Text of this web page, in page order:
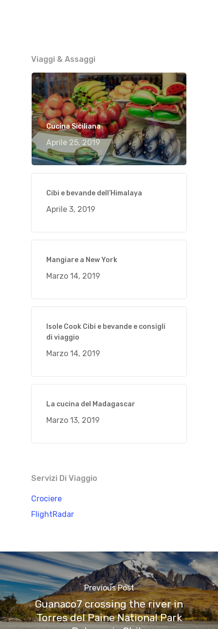
Viaggi & Assaggi
Cucina Siciliana
Aprile 25, 2019
Cibi e bevande dell’Himalaya
Aprile 3, 2019
Mangiare a New York
Marzo 14, 2019
Isole Cook Cibi e bevande e consigli
di viaggio
Marzo 14, 2019
La cucina del Madagascar
Marzo 13, 2019
Servizi Di Viaggio
Crociere
FlightRadar
Previous Post
Guanaco7 crossing the river in
Torres del Paine National Park